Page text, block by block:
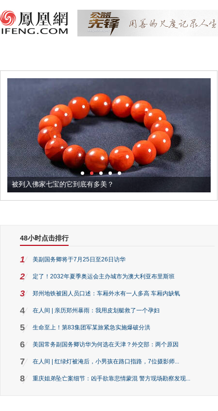
被列入佛家七宝的它到底有多美？
48小时点击排行
1 美副国务卿将于7月25日至26日访华
2 定了！2032年夏季奥运会主办城市为澳大利亚布里斯班
3 郑州地铁被困人员口述：车厢外水有一人多高 车厢内缺氧
4 在人间 | 亲历郑州暴雨：我用皮划艇救了一个孕妇
5 生命至上！第83集团军某旅紧急实施爆破分洪
6 美国常务副国务卿访华为何选在天津？外交部：两个原因
7 在人间 | 红绿灯被淹后，小男孩在路口指路，7位摄影师...
8 重庆姐弟坠亡案细节：凶手欲靠悲情蒙混 警方现场勘察发现...